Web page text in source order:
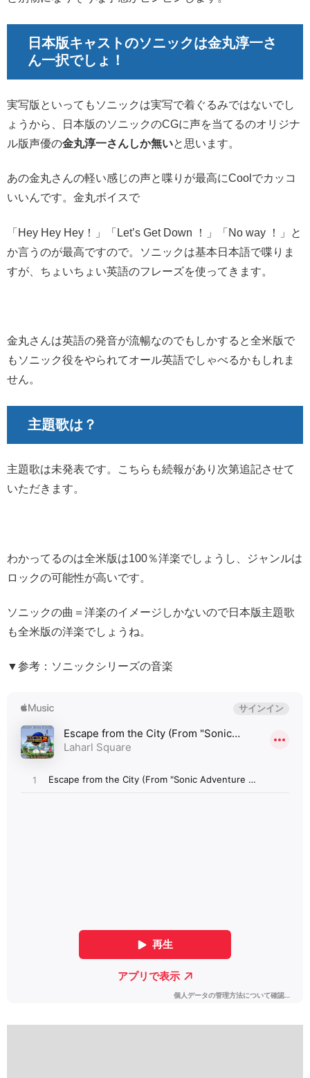
日本版キャストのソニックは金丸淳一さ
ん一択でしょ！
実写版といってもソニックは実写で着ぐるみではないでし
ょうから、日本版のソニックのCGに声を当てるのオリジナ
ル版声優の金丸淳一さんしか無いと思います。
あの金丸さんの軽い感じの声と喋りが最高にCoolでカッコ
いいんです。金丸ボイスで
「Hey Hey Hey！」「Let’s Get Down ！」「No way ！」と
か言うのが最高ですので。ソニックは基本日本語で喋りま
すが、ちょいちょい英語のフレーズを使ってきます。
金丸さんは英語の発音が流暢なのでもしかすると全米版で
もソニック役をやられてオール英語でしゃべるかもしれま
せん。
主題歌は？
主題歌は未発表です。こちらも続報があり次第追記させて
いただきます。
わかってるのは全米版は100％洋楽でしょうし、ジャンルは
ロックの可能性が高いです。
ソニックの曲＝洋楽のイメージしかないので日本版主題歌
も全米版の洋楽でしょうね。
▼参考：ソニックシリーズの音楽